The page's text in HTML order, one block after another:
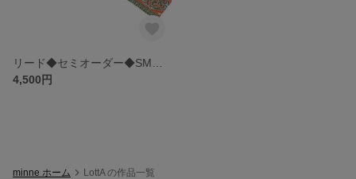
4,500円
minne ホーム LottA の作品一覧